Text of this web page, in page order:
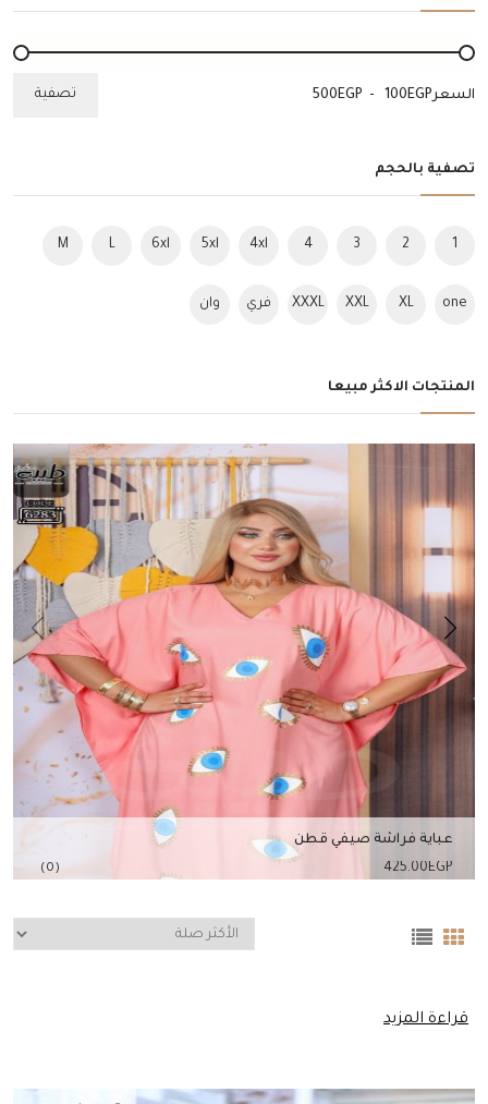
السعر EGP
-
EGP تصفية
تصفية بالحجم
1
2
3
4
4xl
5xl
6xl
L
M
one
XL
XXL
XXXL فري وان
المنتجات الاكثر مبيعا
عباية فراشة صيفي قطن
425.00EGP
(0)
قراءة المزيد